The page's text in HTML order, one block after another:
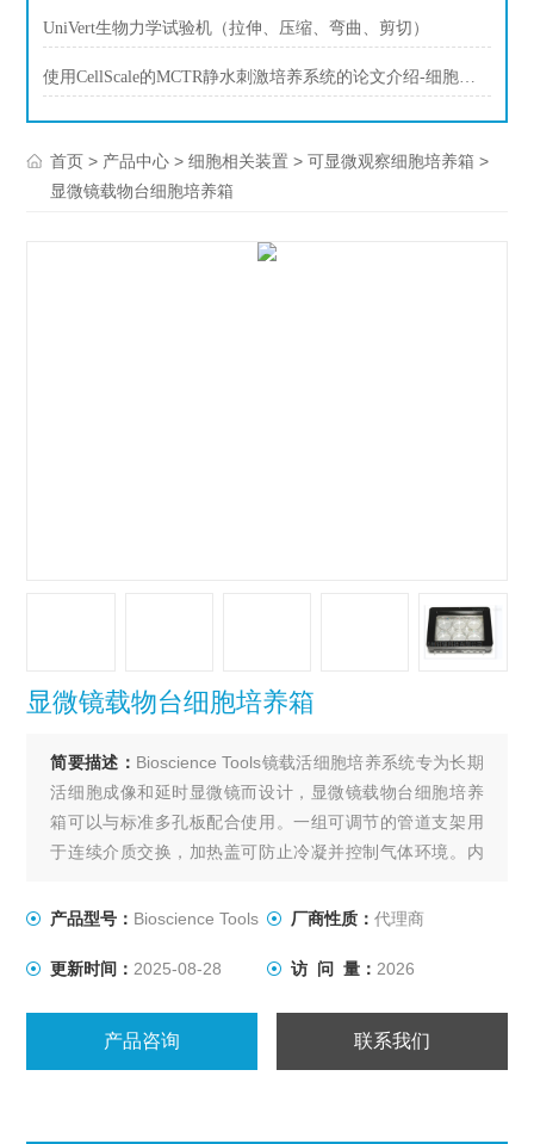
UniVert生物力学试验机（拉伸、压缩、弯曲、剪切）
使用CellScale的MCTR静水刺激培养系统的论文介绍-细胞压缩，细胞静水压
首页 > 产品中心 >细胞相关装置 >可显微观察细胞培养箱 >
显微镜载物台细胞培养箱
显微镜载物台细胞培养箱
简要描述： Bioscience Tools镜载活细胞培养系统专为长期
活细胞成像和延时显微镜而设计，显微镜载物台细胞培养
箱可以与标准多孔板配合使用。一组可调节的管道支架用
于连续介质交换，加热盖可防止冷凝并控制气体环境。内
有品牌的电动载物台和K型载物台。整个底部是开放的，显
热器，用于浸没式光学器件。
产品型号： Bioscience Tools 厂商性质： 代理商
更新时间： 2025-08-28 访 问 量： 2026
产品咨询 联系我们